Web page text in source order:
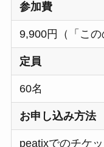
参加費
9,900円（「この
定員
60名
お申し込み方法
peatixでのチケ